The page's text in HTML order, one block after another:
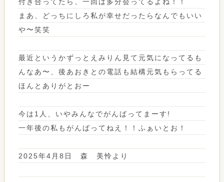
まあ、どっちにしろ私が幸せだったらなんでもいい
や〜笑笑
最近というかずっとえみりん見て元気になってるも
んなあ〜、後あおきとの電話も結構元気もらってる
ほんとありがとおー
今は1人、いやみんなでがんばってまーす!
一年後の私もがんばってねえ！！ふぁいとお！
2025年4月8日 森 美怜より